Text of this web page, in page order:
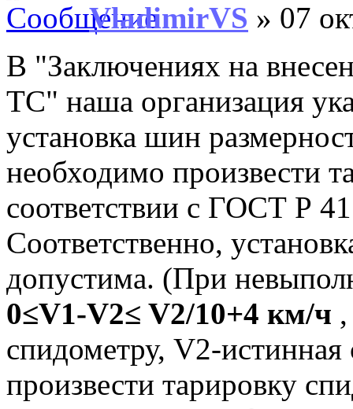
VladimirVS » 07
В "Заключениях на
ТС" наша организация
установка шин
необходимо произвести
соответствии с ГОСТ Р
Соответственно,
допустима. (При
0≤V1-V2≤ V2/10+4 км/ч
спидометру, V2-
произвести тарировку